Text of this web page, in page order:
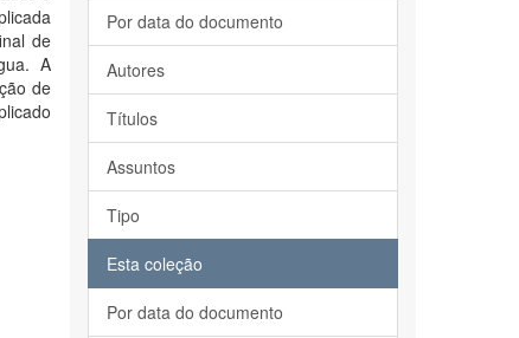
de
A
de
Por data do documento
Autores
Títulos
Assuntos
Tipo
Esta coleção
Por data do documento